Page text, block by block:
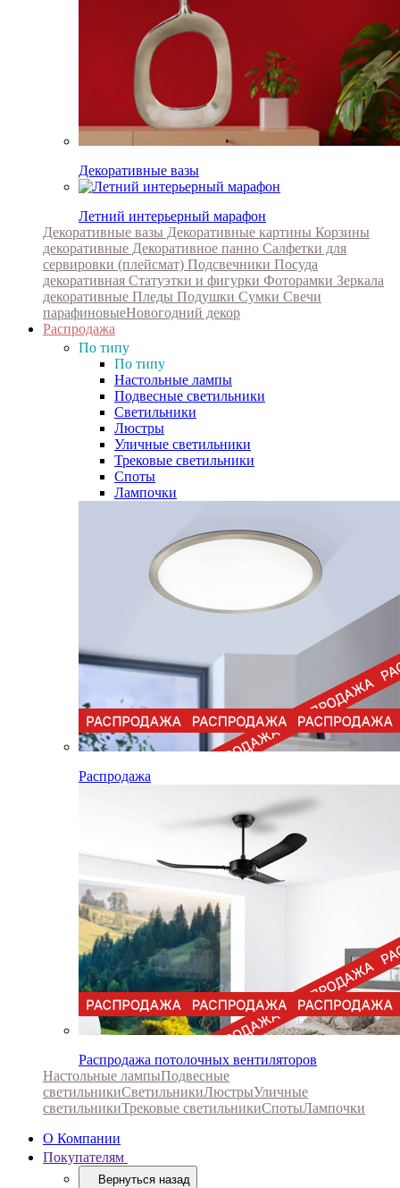
Декоративные вазы
Летний интерьерный марафон
Декоративные вазы Декоративные картины Корзины
декоративные Декоративное панно Салфетки для
сервировки (плейсмат) Подсвечники Посуда
декоративная Статуэтки и фигурки Фоторамки Зеркала
декоративные Пледы Подушки Сумки Свечи
парафиновыеНовогодний декор
Распродажа
По типу
По типу
Настольные лампы
Подвесные светильники
Светильники
Люстры
Уличные светильники
Трековые светильники
Споты
Лампочки
Распродажа
Распродажа потолочных вентиляторов
Настольные лампыПодвесные
светильникиСветильникиЛюстрыУличные
светильникиТрековые светильникиСпотыЛампочки
О Компании
Покупателям
Вернуться назад